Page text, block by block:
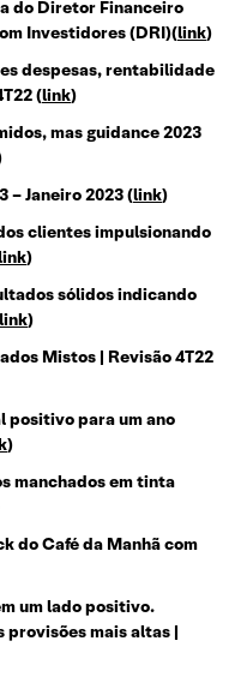
do Diretor Financeiro
Investidores (DRI)(link)
despesas, rentabilidade
(link)
mas guidance 2023
– Janeiro 2023 (link)
clientes impulsionando
)
sólidos indicando
link)
Mistos | Revisão 4T22
positivo para um ano
)
manchados em tinta
do Café da Manhã com
um lado positivo.
provisões mais altas |